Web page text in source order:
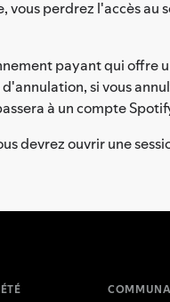
perdrez l'accès
payant qui
si vous
à un compte
devrez ouvrir une